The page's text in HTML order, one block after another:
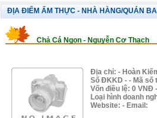
ĐỊA ĐIỂM ẨM THỰC - NHÀ HÀNG/QUÁN
Chả Cá Ngon - Nguyễn Cơ Thạch
Địa chỉ: - Hoàn
Số ĐKKD - - Mã số
Vốn điều lệ: 0 VNĐ
Loại hình doanh
Website: - Email: